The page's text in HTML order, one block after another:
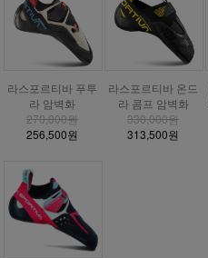
라스포르티바 푸투
라 암벽화
270,000원
256,500원
라스포르티바 온드
라 콤프 암벽화
330,000원
313,500원